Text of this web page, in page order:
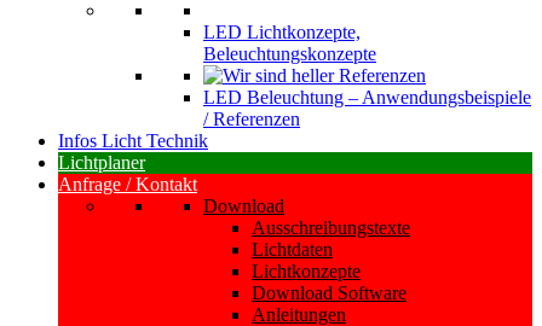
LED Lichtkonzepte,
Beleuchtungskonzepte
LED Beleuchtung – Anwendungsbeispiele
/ Referenzen
Infos Licht Technik
Lichtplaner
Anfrage / Kontakt
Download
Ausschreibungstexte
Lichtdaten
Lichtkonzepte
Download Software
Anleitungen